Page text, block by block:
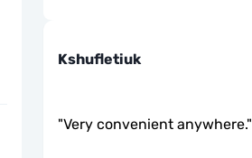
Kshufletiuk
"Very convenient anywhere."